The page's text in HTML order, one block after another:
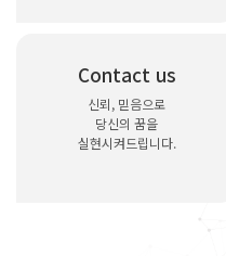
Contact us
신뢰, 믿음으로
당신의 꿈을
실현시켜드립니다.